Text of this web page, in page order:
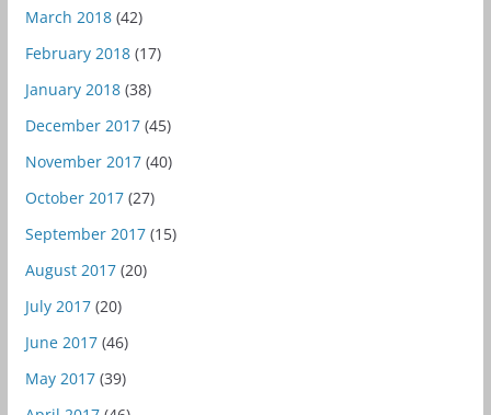
March 2018(42)
February 2018(17)
January 2018(38)
December 2017(45)
November 2017(40)
October 2017(27)
September 2017(15)
August 2017(20)
July 2017(20)
June 2017(46)
May 2017(39)